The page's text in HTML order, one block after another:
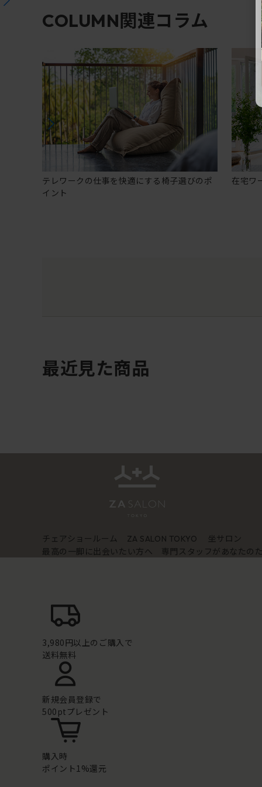
COLUMN関連コラム
テレワークの仕事を快適にする椅子選びのポ
イント
在宅ワ
最近見た商品
チェアショールーム ZA SALON TOKYO
坐サロン
最高の一脚に出会いたい方へ 専門スタッフがあなたの
3,980円以上のご購入で
送料無料
新規会員登録で
500ptプレゼント
購入時
ポイント1%還元